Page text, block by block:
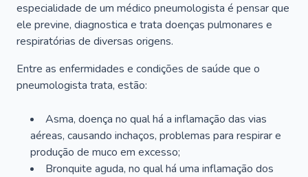
especialidade de um médico pneumologista é pensar que
ele previne, diagnostica e trata doenças pulmonares e
respiratórias de diversas origens.
Entre as enfermidades e condições de saúde que o
pneumologista trata, estão:
Asma, doença no qual há a inflamação das vias
aéreas, causando inchaços, problemas para respirar e
produção de muco em excesso;
Bronquite aguda, no qual há uma inflamação dos